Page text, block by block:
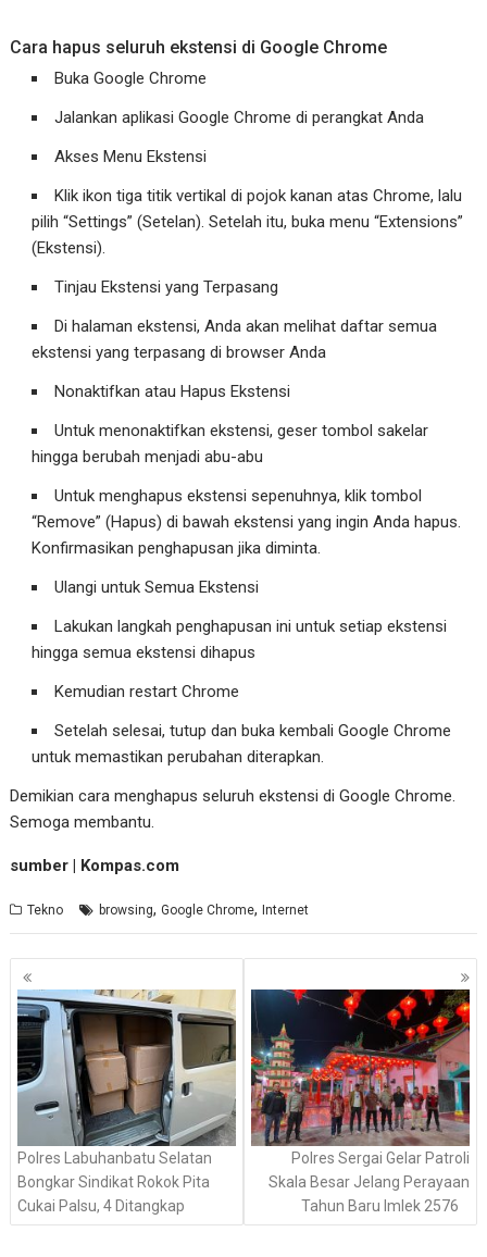
Cara hapus seluruh ekstensi di Google Chrome
Buka Google Chrome
Jalankan aplikasi Google Chrome di perangkat Anda
Akses Menu Ekstensi
Klik ikon tiga titik vertikal di pojok kanan atas Chrome, lalu
pilih “Settings” (Setelan). Setelah itu, buka menu “Extensions”
(Ekstensi).
Tinjau Ekstensi yang Terpasang
Di halaman ekstensi, Anda akan melihat daftar semua
ekstensi yang terpasang di browser Anda
Nonaktifkan atau Hapus Ekstensi
Untuk menonaktifkan ekstensi, geser tombol sakelar
hingga berubah menjadi abu-abu
Untuk menghapus ekstensi sepenuhnya, klik tombol
“Remove” (Hapus) di bawah ekstensi yang ingin Anda hapus.
Konfirmasikan penghapusan jika diminta.
Ulangi untuk Semua Ekstensi
Lakukan langkah penghapusan ini untuk setiap ekstensi
hingga semua ekstensi dihapus
Kemudian restart Chrome
Setelah selesai, tutup dan buka kembali Google Chrome
untuk memastikan perubahan diterapkan.
Demikian cara menghapus seluruh ekstensi di Google Chrome.
Semoga membantu.
sumber | Kompas.com
Tekno browsing,Google Chrome,Internet
Navigasi
pos
Polres Labuhanbatu Selatan
Bongkar Sindikat Rokok Pita
Cukai Palsu, 4 Ditangkap
Polres Sergai Gelar Patroli
Skala Besar Jelang Perayaan
Tahun Baru Imlek 2576